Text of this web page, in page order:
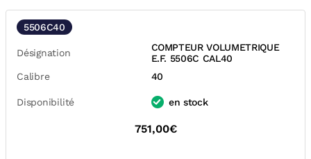
5506C40
Désignation
COMPTEUR VOLUMETRIQUE
E.F. 5506C CAL40
Calibre
40
Disponibilité en stock
751,00€